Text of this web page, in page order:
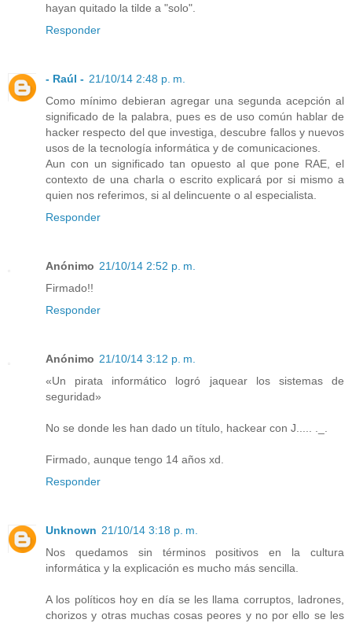
hayan quitado la tilde a "solo".
Responder
- Raúl - 21/10/14 2:48 p. m.
Como mínimo debieran agregar una segunda acepción al
significado de la palabra, pues es de uso común hablar de
hacker respecto del que investiga, descubre fallos y nuevos
usos de la tecnología informática y de comunicaciones.
Aun con un significado tan opuesto al que pone RAE, el
contexto de una charla o escrito explicará por si mismo a
quien nos referimos, si al delincuente o al especialista.
Responder
Anónimo 21/10/14 2:52 p. m.
Firmado!!
Responder
Anónimo 21/10/14 3:12 p. m.
«Un pirata informático logró jaquear los sistemas de
seguridad»
No se donde les han dado un título, hackear con J..... ._.
Firmado, aunque tengo 14 años xd.
Responder
Unknown 21/10/14 3:18 p. m.
Nos quedamos sin términos positivos en la cultura
informática y la explicación es mucho más sencilla.
A los políticos hoy en día se les llama corruptos, ladrones,
chorizos y otras muchas cosas peores y no por ello se les